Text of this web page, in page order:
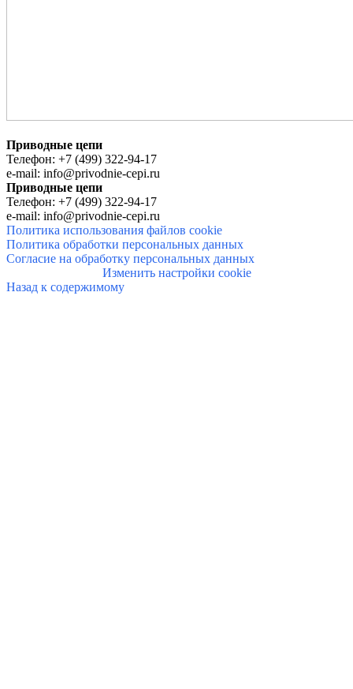
Приводные цепи
Телефон: +7 (499) 322-94-17
e-mail: info@privodnie-cepi.ru
Приводные цепи
Телефон: +7 (499) 322-94-17
e-mail: info@privodnie-cepi.ru
Политика использования файлов cookie
Политика обработки персональных данных
Согласие на обработку персональных данных
Изменить настройки cookie
Назад к содержимому